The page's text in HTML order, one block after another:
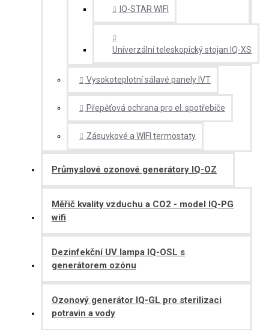
IQ-STAR WIFI
Univerzální teleskopický stojan IQ-XS
Vysokoteplotní sálavé panely IVT
Přepěťová ochrana pro el. spotřebiče
Zásuvkové a WIFI termostaty
Průmyslové ozonové generátory IQ-OZ
Měřič kvality vzduchu a CO2 - model IQ-PG
wifi
Dezinfekční UV lampa IQ-OSL s
generátorem ozónu
Ozonový generátor IQ-GL pro sterilizaci
potravin a vody